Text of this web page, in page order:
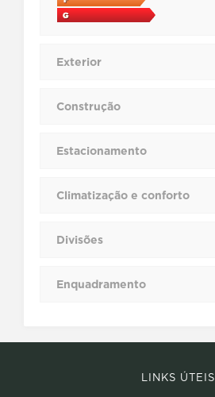
Exterior
Construção
Estacionamento
Climatização e conforto
Divisões
Enquadramento
LINKS ÚTEIS